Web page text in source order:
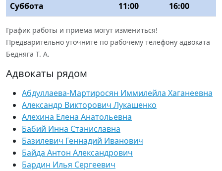
Суббота
11:00 16:00
График работы и приема могут измениться!
Предварительно уточните по рабочему телефону адвоката
Бедняга Т. А.
Адвокаты рядом
Абдуллаева-Мартиросян Иммилейла Хаганеевна
Александр Викторович Лукашенко
Алехина Елена Анатольевна
Бабий Инна Станиславна
Базилевич Геннадий Иванович
Байда Антон Александрович
Бардин Илья Сергеевич